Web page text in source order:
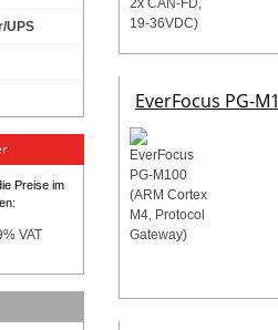
UPS
Preise im
VAT
EverFocus PG-